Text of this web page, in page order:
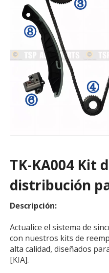
TK-KA004 Kit
distribución
Descripción:
Actualice el sistema de
con nuestros kits de
alta calidad, diseñados
[KIA].